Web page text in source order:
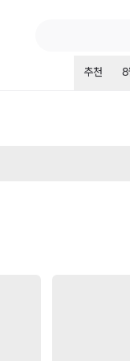
추천 8